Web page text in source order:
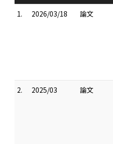
1.
2026/03/18 論文
2. 2025/03 論文